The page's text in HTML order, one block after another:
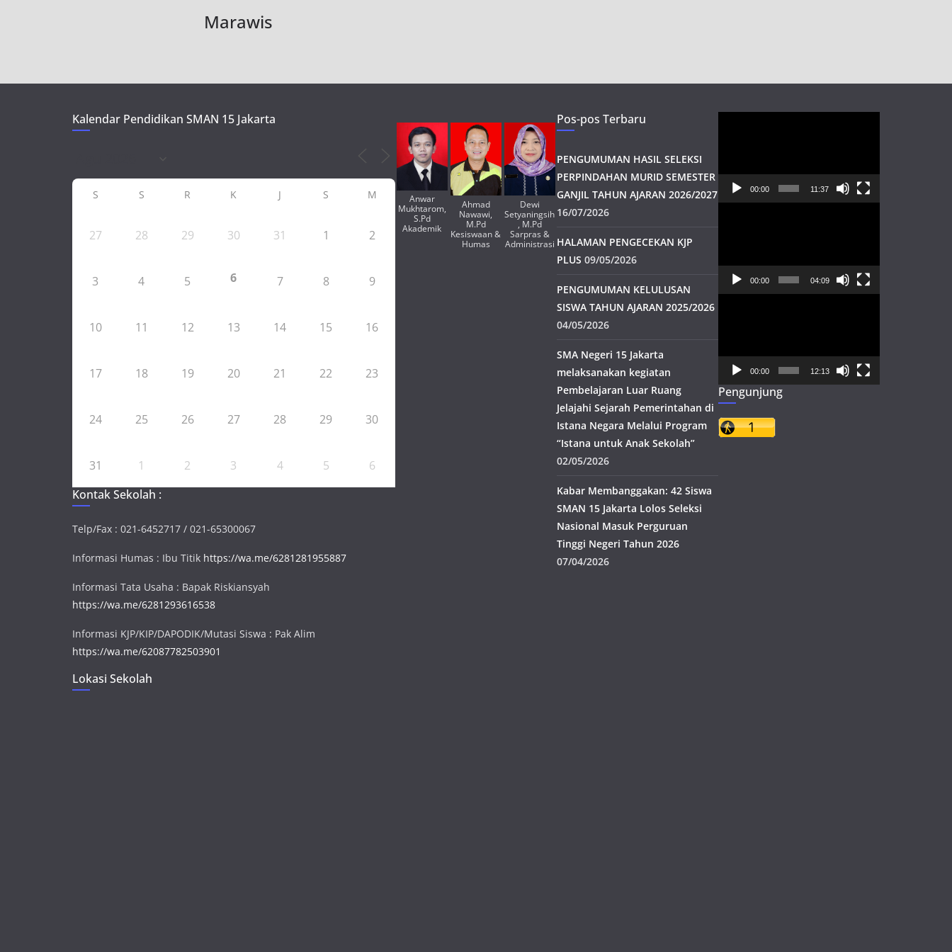
Marawis
Kalendar Pendidikan SMAN 15 Jakarta
S S R K J S M
27 28 29 30 31 1 2
3 4 5 6 7 8 9
10 11 12 13 14 15 16
17 18 19 20 21 22 23
24 25 26 27 28 29 30
31 1 2 3 4 5
6
Kontak Sekolah :
Telp/Fax : 021-6452717 / 021-65300067
Informasi Humas : Ibu Titik https://wa.me/6281281955887
Informasi Tata Usaha : Bapak Riskiansyah
https://wa.me/6281293616538
Informasi KJP/KIP/DAPODIK/Mutasi Siswa : Pak Alim
https://wa.me/62087782503901
Lokasi Sekolah
Anwar
Mukhtarom,
S.Pd
Akademik
Ahmad
Nawawi,
M.Pd
Kesiswaan &
Humas
Dewi
Setyaningsih
, M.Pd
Sarpras &
Administrasi
Pos-pos Terbaru
PENGUMUMAN HASIL SELEKSI
PERPINDAHAN MURID SEMESTER
GANJIL TAHUN AJARAN 2026/2027
16/07/2026
HALAMAN PENGECEKAN KJP
PLUS 09/05/2026
PENGUMUMAN KELULUSAN
SISWA TAHUN AJARAN 2025/2026
04/05/2026
SMA Negeri 15 Jakarta
melaksanakan kegiatan
Pembelajaran Luar Ruang
Jelajahi Sejarah Pemerintahan di
Istana Negara Melalui Program
“Istana untuk Anak Sekolah”
02/05/2026
Kabar Membanggakan: 42 Siswa
SMAN 15 Jakarta Lolos Seleksi
Nasional Masuk Perguruan
Tinggi Negeri Tahun 2026
07/04/2026
00:00 11:37
00:00 04:09
00:00 12:13
Pengunjung